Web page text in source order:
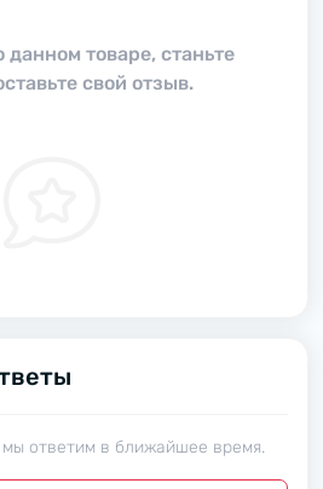
данном товаре, станьте
свой отзыв.
ответим в ближайшее время.